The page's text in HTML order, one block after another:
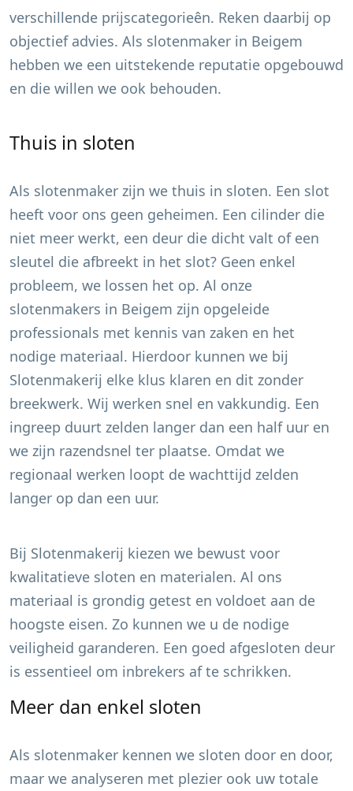
verschillende prijscategorieên. Reken daarbij op
objectief advies. Als slotenmaker in Beigem
hebben we een uitstekende reputatie opgebouwd
en die willen we ook behouden.
Thuis in sloten
Als slotenmaker zijn we thuis in sloten. Een slot
heeft voor ons geen geheimen. Een cilinder die
niet meer werkt, een deur die dicht valt of een
sleutel die afbreekt in het slot? Geen enkel
probleem, we lossen het op. Al onze
slotenmakers in Beigem zijn opgeleide
professionals met kennis van zaken en het
nodige materiaal. Hierdoor kunnen we bij
Slotenmakerij elke klus klaren en dit zonder
breekwerk. Wij werken snel en vakkundig. Een
ingreep duurt zelden langer dan een half uur en
we zijn razendsnel ter plaatse. Omdat we
regionaal werken loopt de wachttijd zelden
langer op dan een uur.
Bij Slotenmakerij kiezen we bewust voor
kwalitatieve sloten en materialen. Al ons
materiaal is grondig getest en voldoet aan de
hoogste eisen. Zo kunnen we u de nodige
veiligheid garanderen. Een goed afgesloten deur
is essentieel om inbrekers af te schrikken.
Meer dan enkel sloten
Als slotenmaker kennen we sloten door en door,
maar we analyseren met plezier ook uw totale